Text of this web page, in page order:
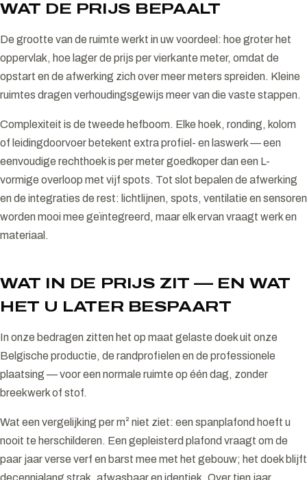
WAT DE PRIJS BEPAALT
De grootte van de ruimte werkt in uw voordeel: hoe groter het
oppervlak, hoe lager de prijs per vierkante meter, omdat de
opstart en de afwerking zich over meer meters spreiden. Kleine
ruimtes dragen verhoudingsgewijs meer van die vaste stappen.
Complexiteit is de tweede hefboom. Elke hoek, ronding, kolom
of leidingdoorvoer betekent extra profiel- en laswerk — een
eenvoudige rechthoek is per meter goedkoper dan een L-
vormige overloop met vijf spots. Tot slot bepalen de afwerking
en de integraties de rest: lichtlijnen, spots, ventilatie en sensoren
worden mooi mee geïntegreerd, maar elk ervan vraagt werk en
materiaal.
WAT IN DE PRIJS ZIT — EN WAT
HET U LATER BESPAART
In onze bedragen zitten het op maat gelaste doek uit onze
Belgische productie, de randprofielen en de professionele
plaatsing — voor een normale ruimte op één dag, zonder
breekwerk of stof.
Wat een vergelijking per m² niet ziet: een spanplafond hoeft u
nooit te herschilderen. Een gepleisterd plafond vraagt om de
paar jaar verse verf en barst mee met het gebouw; het doek blijft
decennialang strak, afwasbaar en identiek. Over tien jaar